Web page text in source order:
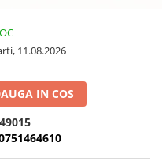
11.08.2026
IN COS